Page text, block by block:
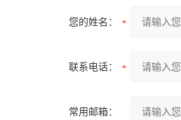
您的姓名：
联系电话：
常用邮箱：